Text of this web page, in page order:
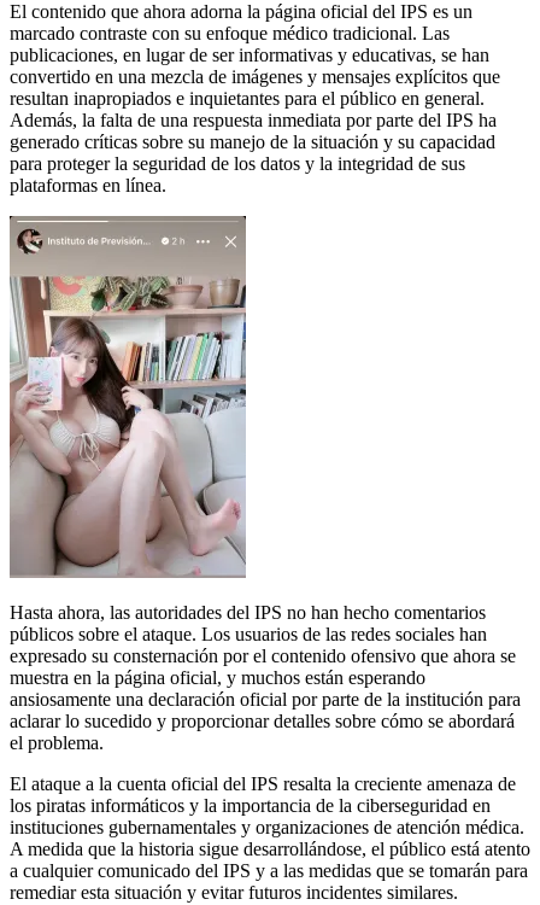
El contenido que ahora adorna la página oficial del IPS es un
marcado contraste con su enfoque médico tradicional. Las
publicaciones, en lugar de ser informativas y educativas, se han
convertido en una mezcla de imágenes y mensajes explícitos que
resultan inapropiados e inquietantes para el público en general.
Además, la falta de una respuesta inmediata por parte del IPS ha
generado críticas sobre su manejo de la situación y su capacidad
para proteger la seguridad de los datos y la integridad de sus
plataformas en línea.
Hasta ahora, las autoridades del IPS no han hecho comentarios
públicos sobre el ataque. Los usuarios de las redes sociales han
expresado su consternación por el contenido ofensivo que ahora se
muestra en la página oficial, y muchos están esperando
ansiosamente una declaración oficial por parte de la institución para
aclarar lo sucedido y proporcionar detalles sobre cómo se abordará
el problema.
El ataque a la cuenta oficial del IPS resalta la creciente amenaza de
los piratas informáticos y la importancia de la ciberseguridad en
instituciones gubernamentales y organizaciones de atención médica.
A medida que la historia sigue desarrollándose, el público está atento
a cualquier comunicado del IPS y a las medidas que se tomarán para
remediar esta situación y evitar futuros incidentes similares.